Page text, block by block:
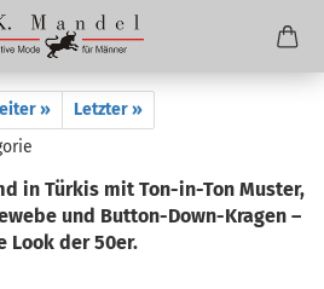
»
Letzter »
in Türkis mit Ton-in-Ton Muster,
und Button-Down-Kragen –
Look der 50er.